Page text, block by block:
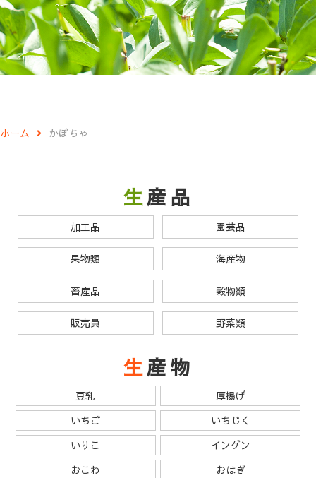
ホーム かぼちゃ
生産品
加工品 園芸品
果物類 海産物
畜産品 穀物類
販売員 野菜類
生産物
豆乳
厚揚げ
いちご
いちじく
いりこ
インゲン
おこわ
おはぎ